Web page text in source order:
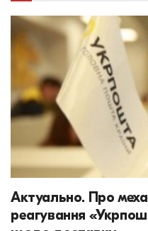
Актуально. Про
реагування